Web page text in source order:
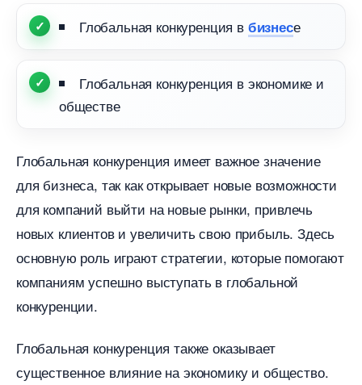
Глобальная конкуренция изнесе
Глобальная конкуренция в экономике и
обществе
Глобальная конкуренция имеет важное значение
для бизнеса, так как открывает новые возможности
для компаний выйти на новые рынки, привлечь
новых клиентов и увеличить свою прибыль.​ Здесь
основную роль играют стратегии, которые помогают
компаниям успешно выступать в глобальной
конкуренции.
Глобальная конкуренция также оказывает
существенное влияние на экономику и общество.​